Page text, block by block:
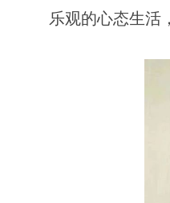
乐观的心态生活